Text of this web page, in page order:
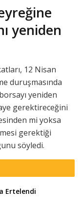
yeniden
12 Nisan
duruşmasında
yeniden
gerektireceğini
mi yoksa
gerektiği
söyledi.
Ertelendi